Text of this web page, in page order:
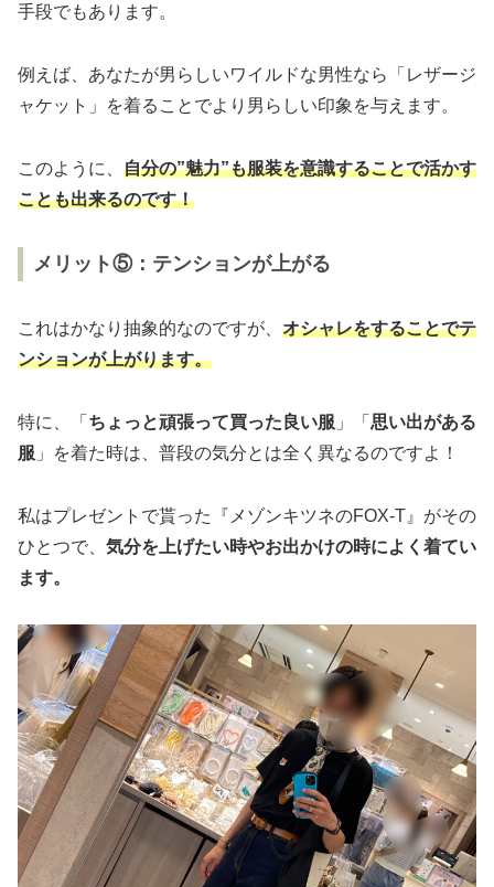
手段でもあります。
例えば、あなたが男らしいワイルドな男性なら「レザージ
ャケット」を着ることでより男らしい印象を与えます。
このように、 自分の”魅力”も服装を意識することで活かす
ことも出来るのです！
メリット⑤：テンションが上がる
これはかなり抽象的なのですが、 オシャレをすることでテ
ンションが上がります。
特に、「 ちょっと頑張って買った良い服 」「 思い出がある
服 」を着た時は、普段の気分とは全く異なるのですよ！
私はプレゼントで貰った『メゾンキツネのFOX-T』がその
ひとつで、 気分を上げたい時やお出かけの時によく着てい
ます。